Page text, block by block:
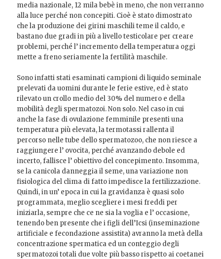
media nazionale, 12 mila bebè in meno, che non verranno
alla luce perché non concepiti. Cioè è stato dimostrato
che la produzione dei girini maschili teme il caldo, e
bastano due gradi in più a livello testicolare per creare
problemi, perché l’ incremento della temperatura oggi
mette a freno seriamente la fertilità maschile.
Sono infatti stati esaminati campioni di liquido seminale
prelevati da uomini durante le ferie estive, ed è stato
rilevato un crollo medio del 30% del numero e della
mobilità degli spermatozoi. Non solo. Nel caso in cui
anche la fase di ovulazione femminile presenti una
temperatura più elevata, la termotassi rallenta il
percorso nelle tube dello spermatozoo, che non riesce a
raggiungere l’ ovocita, perché avanzando debole ed
incerto, fallisce l’ obiettivo del concepimento. Insomma,
se la canicola danneggia il seme, una variazione non
fisiologica del clima di fatto impedisce la fertilizzazione.
Quindi, in un’ epoca in cui la gravidanza è quasi solo
programmata, meglio scegliere i mesi freddi per
iniziarla, sempre che ce ne sia la voglia e l’ occasione,
tenendo ben presente che i figli dell’Icsi (inseminazione
artificiale e fecondazione assistita) avranno la metà della
concentrazione spermatica ed un conteggio degli
spermatozoi totali due volte più basso rispetto ai coetanei